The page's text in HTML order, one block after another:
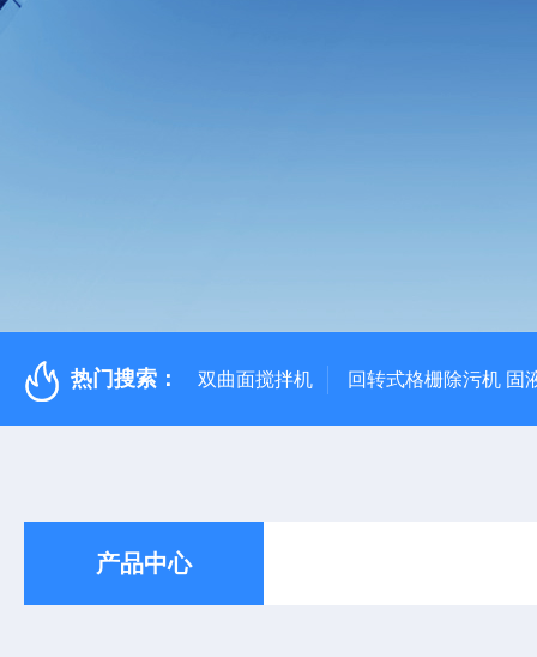
热门搜索： 双曲面搅拌机 回转式格栅除污机 固
产品中心